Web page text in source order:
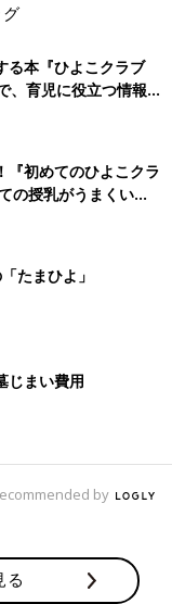
る本『ひよこクラブ
育児に役立つ情報が
『初めてのひよこクラ
の授乳がうまくい
夏のトラブル 解決テ
たまひよ」
じまい費用
by
る